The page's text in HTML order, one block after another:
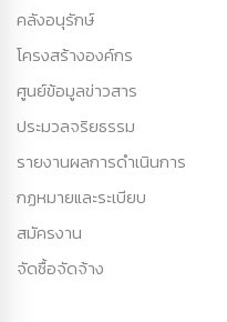
คลังอนุรักษ์
โครงสร้างองค์กร
ศูนย์ข้อมูลข่าวสาร
ประมวลจริยธรรม
รายงานผลการดำเนินการ
กฏหมายและระเบียบ
สมัครงาน
จัดซื้อจัดจ้าง